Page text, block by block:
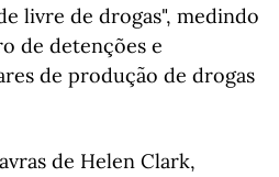
livre de drogas", medindo
de detenções e
de produção de drogas
de Helen Clark,